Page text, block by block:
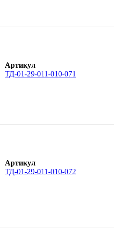
Артикул
ТД-01-29-011-010-071
Артикул
ТД-01-29-011-010-072